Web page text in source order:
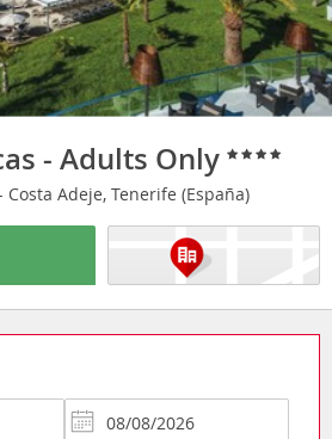
- Adults Only
Adeje, Tenerife (España)